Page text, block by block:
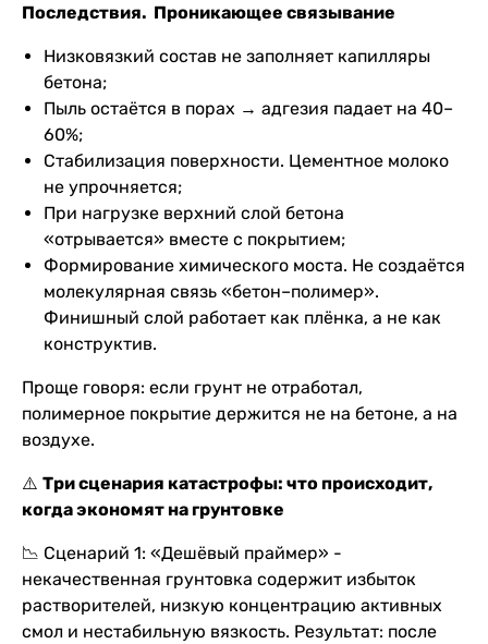
Последствия. Проникающее связывание
Низковязкий состав не заполняет капилляры
бетона;
Пыль остаётся в порах → адгезия падает на 40–
60%;
Стабилизация поверхности. Цементное молоко
не упрочняется;
При нагрузке верхний слой бетона
«отрывается» вместе с покрытием;
Формирование химического моста. Не создаётся
молекулярная связь «бетон–полимер».
Финишный слой работает как плёнка, а не как
конструктив.
Проще говоря: если грунт не отработал,
полимерное покрытие держится не на бетоне, а на
воздухе.
⚠️ Три сценария катастрофы: что происходит,
когда экономят на грунтовке
📉 Сценарий 1: «Дешёвый праймер» -
некачественная грунтовка содержит избыток
растворителей, низкую концентрацию активных
смол и нестабильную вязкость. Результат: после